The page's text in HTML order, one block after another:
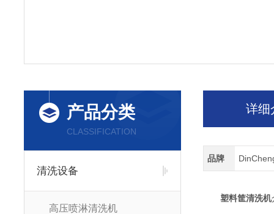
产品分类
CLASSIFICATION
清洗设备
高压喷淋清洗机
详细
品牌
塑料筐清洗机